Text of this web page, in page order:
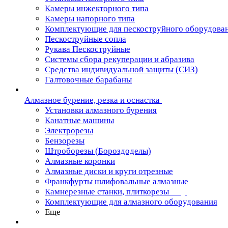
Камеры инжекторного типа
Камеры напорного типа
Комплектующие для пескоструйного
Пескоструйные сопла
Рукава Пескоструйные
Системы сбора рекуперации и абразива
Средства индивидуальной защиты (СИЗ)
Галтовочные барабаны
Алмазное бурение, резка и оснастка
Установки алмазного бурения
Канатные машины
Электрорезы
Бензорезы
Штроборезы (Бороздоделы)
Алмазные коронки
Алмазные диски и круги отрезные
Франкфурты шлифовальные алмазные
Камнерезные станки, плиткорезы
Комплектующие для алмазного оборудования
Еще